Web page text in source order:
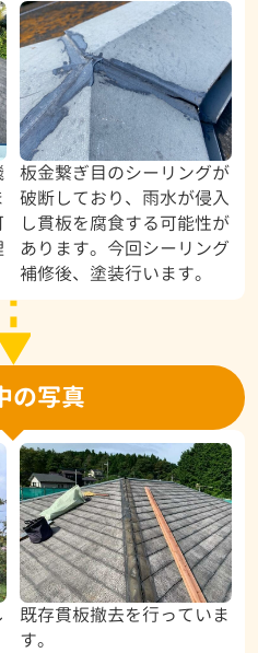
板金繋ぎ目のシーリングが
破断しており、雨水が侵入
し貫板を腐食する可能性が
あります。今回シーリング
補修後、塗装行います。
の写真
既存貫板撤去を行っていま
す。